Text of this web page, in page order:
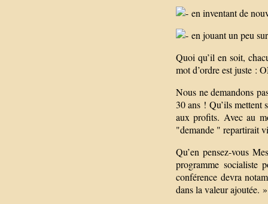
en inventant de
en jouant un peu
Quoi qu’il en soit,
mot d’ordre est juste :
Nous ne demandons
30 ans ! Qu’ils mettent
aux profits. Avec au
"demande " repartirait
Qu’en pensez-vous
programme socialiste
conférence devra
dans la valeur ajoutée. »